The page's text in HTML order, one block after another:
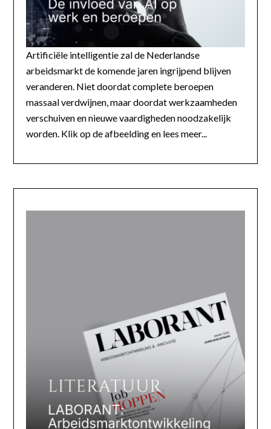
Artificiële intelligentie zal de Nederlandse
arbeidsmarkt de komende jaren ingrijpend blijven
veranderen. Niet doordat complete beroepen
massaal verdwijnen, maar doordat werkzaamheden
verschuiven en nieuwe vaardigheden noodzakelijk
worden. Klik op de afbeelding en lees meer...